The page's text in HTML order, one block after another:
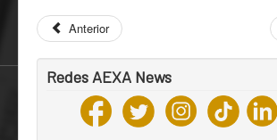
Anterior
Redes AEXA News